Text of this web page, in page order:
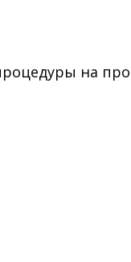
на